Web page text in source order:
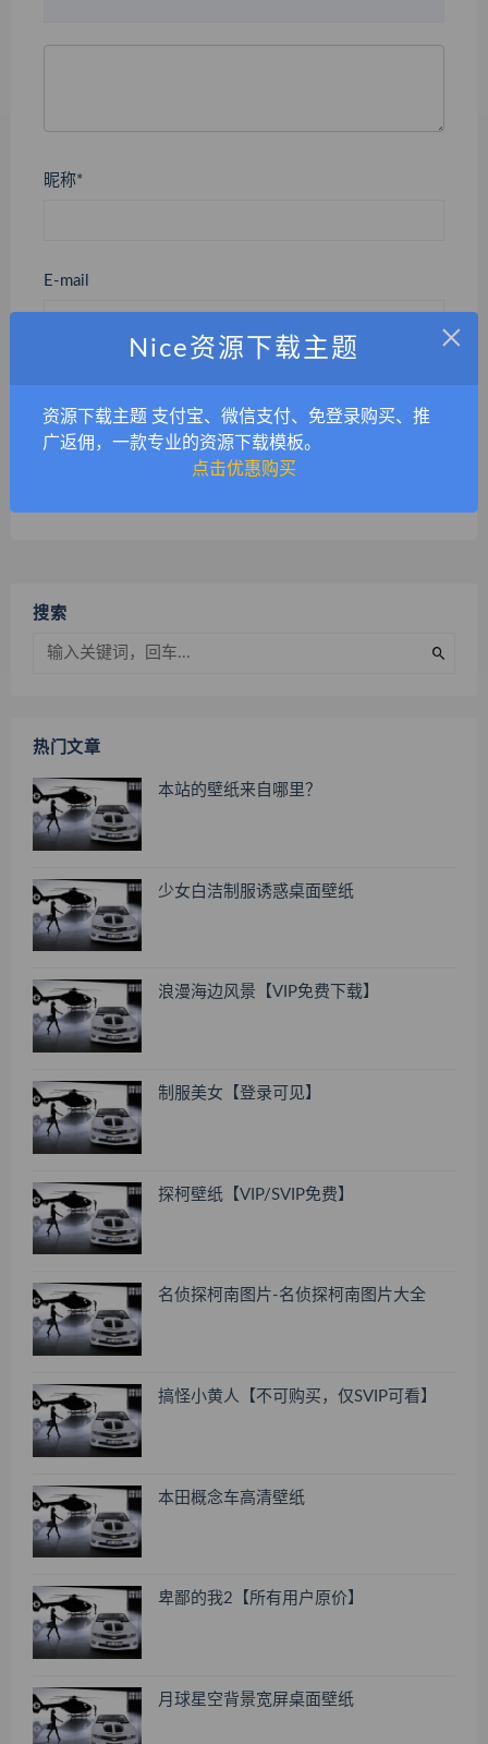
昵称*
E-mail
网站
搜索
热门文章
本站的壁纸来自哪里？
少女白洁制服诱惑桌面壁纸
浪漫海边风景【VIP免费下载】
制服美女【登录可见】
探柯壁纸【VIP/SVIP免费】
名侦探柯南图片-名侦探柯南图片大全
搞怪小黄人【不可购买，仅SVIP可看】
本田概念车高清壁纸
卑鄙的我2【所有用户原价】
月球星空背景宽屏桌面壁纸
×
Nice资源下载主题
资源下载主题 支付宝、微信支付、免登录购买、推
广返佣，一款专业的资源下载模板。
点击优惠购买